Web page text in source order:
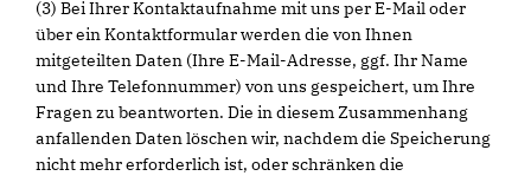
(3) Bei Ihrer Kontaktaufnahme mit uns per E-Mail oder
über ein Kontaktformular werden die von Ihnen
mitgeteilten Daten (Ihre E-Mail-Adresse, ggf. Ihr Name
und Ihre Telefonnummer) von uns gespeichert, um Ihre
Fragen zu beantworten. Die in diesem Zusammenhang
anfallenden Daten löschen wir, nachdem die Speicherung
nicht mehr erforderlich ist, oder schränken die